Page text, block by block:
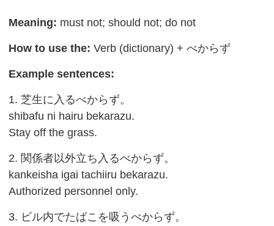
Meaning: must not; should not; do not
How to use the: Verb (dictionary) + べからず
Example sentences:
1. 芝生に入るべからず。
shibafu ni hairu bekarazu.
Stay off the grass.
2. 関係者以外立ち入るべからず。
kankeisha igai tachiiru bekarazu.
Authorized personnel only.
3. ビル内でたばこを吸うべからず。